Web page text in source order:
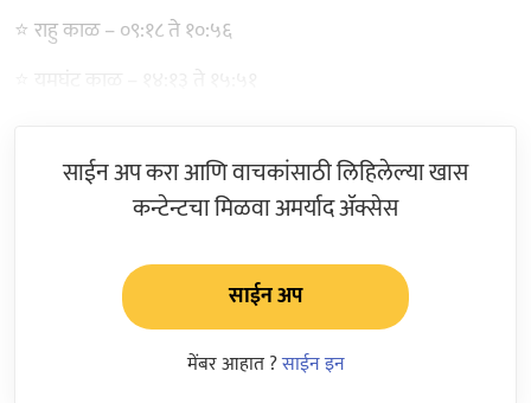
⭐ राहु काळ – ०९:१८ ते १०:५६
⭐ यमघंट काळ – १४:१३ ते १५:५१
साईन अप करा आणि वाचकांसाठी लिहिलेल्या खास
कन्टेन्टचा मिळवा अमर्याद ॲक्सेस
साईन अप
मेंबर आहात ?साईन इन